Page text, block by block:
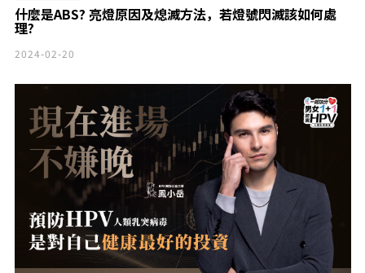
什麼是ABS? 亮燈原因及熄滅方法，若燈號閃滅該如何處
理?
2024-02-20